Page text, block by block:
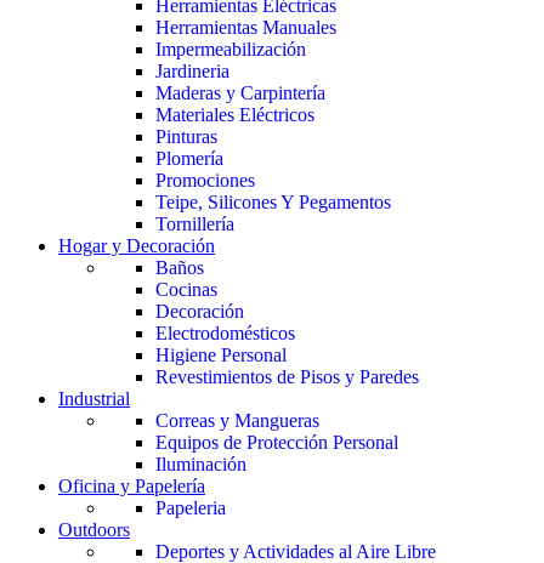
Herramientas Eléctricas
Herramientas Manuales
Impermeabilización
Jardineria
Maderas y Carpintería
Materiales Eléctricos
Pinturas
Plomería
Promociones
Teipe, Silicones Y Pegamentos
Tornillería
Hogar y Decoración
Baños
Cocinas
Decoración
Electrodomésticos
Higiene Personal
Revestimientos de Pisos y Paredes
Industrial
Correas y Mangueras
Equipos de Protección Personal
Iluminación
Oficina y Papelería
Papeleria
Outdoors
Deportes y Actividades al Aire Libre